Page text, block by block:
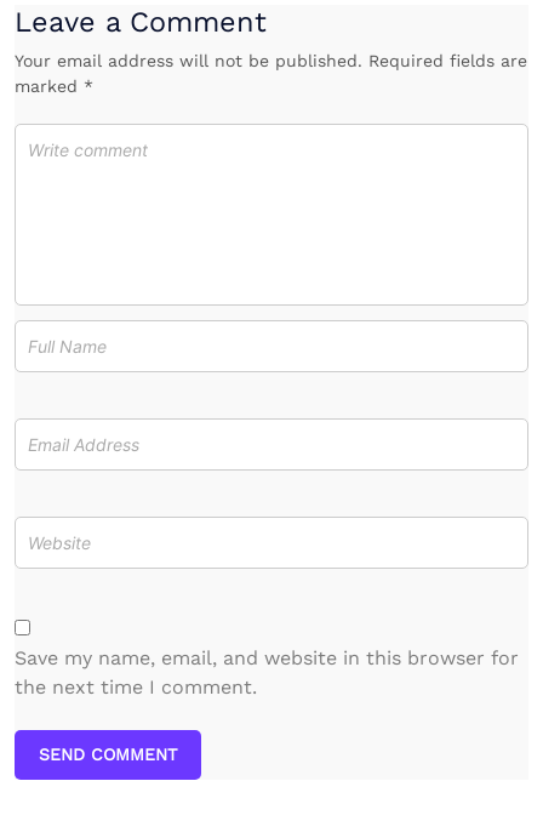
Leave a Comment
Your email address will not be published. Required fields are
marked *
Save my name, email, and website in this browser for
the next time I comment.
SEND COMMENT